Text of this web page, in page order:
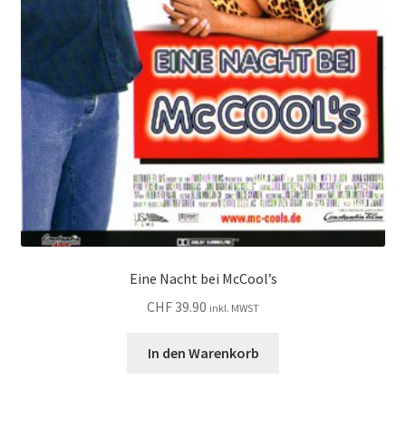
Eine Nacht bei McCool’s
CHF39.90 inkl. MWST
In den Warenkorb